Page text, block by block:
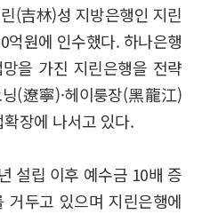
(吉林)성 지방은행인 지린
원에 인수했다. 하나은행
을 가진 지린은행을 전략
(遼寧)·헤이룽장(黑龍江)
장에 나서고 있다.
설립 이후 예수금 10배 증
두고 있으며 지린은행에